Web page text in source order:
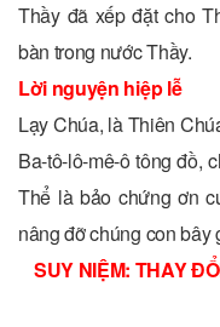
Thầy đã xếp đặt cho
bàn trong nước Thầy.
Lời nguyện hiệp lễ
Lạy Chúa, là Thiên
Ba-tô-lô-mê-ô tông đồ,
Thể là bảo chứng ơn
nâng đỡ chúng con
SUY NIỆM: THAY